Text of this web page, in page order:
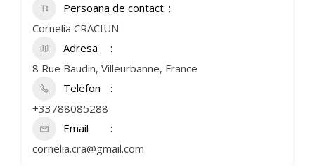
Persoana de contact
Cornelia CRACIUN
Adresa
8 Rue Baudin, Villeurbanne, France
Telefon
+33788085288
Email
cornelia.cra@gmail.com